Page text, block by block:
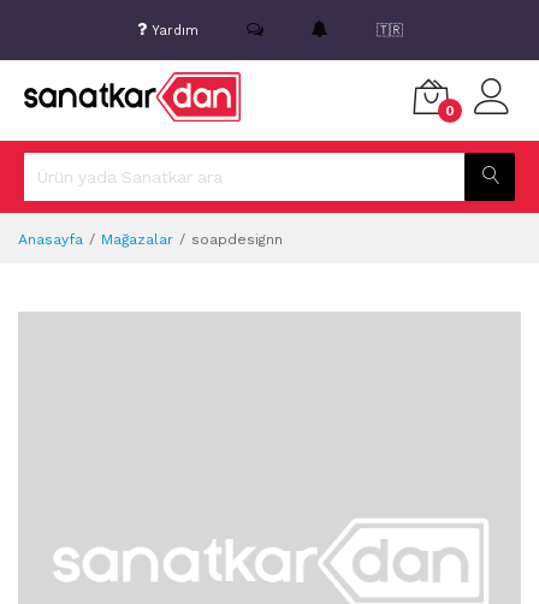
Yardım 🇹🇷
0
Anasayfa Mağazalar soapdesignn